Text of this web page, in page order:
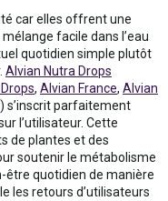
car elles offrent une
facile dans l’eau
quotidien simple plutôt
Alvian Nutra Drops
, Alvian France, Alvian
) s’inscrit parfaitement
l’utilisateur. Cette
de plantes et des
soutenir le métabolisme
être quotidien de manière
les retours d’utilisateurs